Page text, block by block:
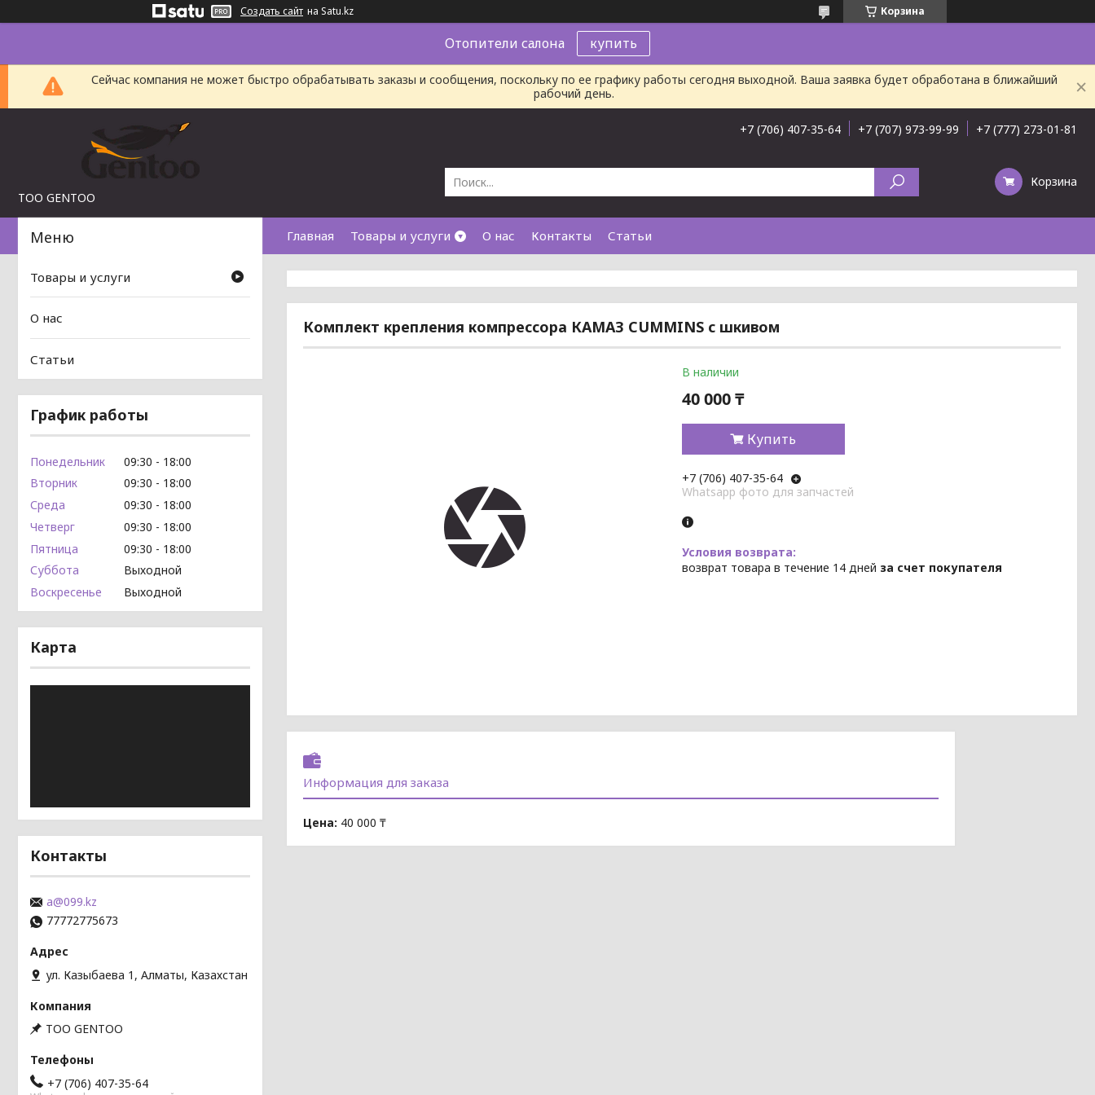
Создать сайт на Satu.kz Корзина
Отопители салона купить
Сейчас компания не может быстро обрабатывать заказы и сообщения, поскольку по ее графику работы сегодня выходной. Ваша заявка будет обработана в ближайший
рабочий день.
TOO GENTOO
+7 (706) 407-35-64 +7 (707) 973-99-99 +7 (777) 273-01-81
Корзина
Главная Товары и услуги О нас Контакты Статьи
Комплект крепления компрессора КАМАЗ CUMMINS с шкивом
В наличии
40 000 ₸
Купить
+7 (706) 407-35-64
Whatsapp фото для запчастей
возврат товара в течение 14 дней за счет покупателя
Информация для заказа
Цена: 40 000 ₸
Товары и услуги
О нас
Статьи
График работы
Понедельник 09:30
18:00
Вторник
09:30
18:00
Среда
09:30
18:00
Четверг
09:30
18:00
Пятница
09:30
18:00
Суббота
Выходной
Воскресенье
Выходной
Карта
Контакты
a@099.kz
77772775673
ул. Казыбаева 1, Алматы, Казахстан
TOO GENTOO
+7 (706) 407-35-64